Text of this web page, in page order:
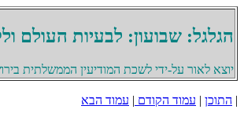
הגלגל: שבועון: לבעיות העולם
יוצא לאור על-ידי לשכת המודיעין הממשלתית
| התוכן | עמוד הקודם | עמוד הבא